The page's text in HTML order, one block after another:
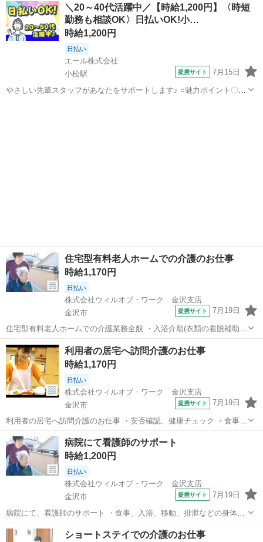
ール内の特設会場で、ご家族連れのお客様に楽しんでいただくための
お仕事です。難しい知識は一...
＼20～40代活躍中／【時給1,200円】〈時短
勤務も相談OK〉日払いOK!小…
時給1,200円
日払い
エール株式会社
小松駅
提携サイト 7月15日
やさしい先輩スタッフがあなたをサポートします♪ ○魅力ポイント〇 ○
住宅型有料老人ホームでの介護のお仕事
時給1,170円
日払い
株式会社ウィルオブ・ワーク 金沢支店
金沢市
提携サイト 7月19日
住宅型有料老人ホームでの介護業務全般 ・入浴介助(衣類の着脱補助、
洗髪、洗顔、体洗い補助など) ・食事介助(食事摂取のサポート、声掛
け、見守り、配膳など) ・排泄介助(トイレへの誘導、見守り、おむつ
交換など) ・環境整備(居...
石川 金沢市 その他
利用者の居宅へ訪問介護のお仕事
時給1,170円
日払い
株式会社ウィルオブ・ワーク 金沢支店
金沢市
提携サイト 7月19日
利用者の居宅へ訪問介護のお仕事 ・安否確認、健康チェック ・食事、
入浴、移動、排泄などの身体介助 ・掃除、洗濯、調理、配食、ゴミ出
しなどの生活援助 ・通院・外出介助 ・服薬介助 など 「できるか不
安・・・」 「未経験者だ...
石川 金沢市 その他
病院にて看護師のサポート
時給1,200円
日払い
株式会社ウィルオブ・ワーク 金沢支店
金沢市
提携サイト 7月19日
病院にて、看護師のサポート ・食事、入浴、移動、排泄などの身体介
助 ・病室のシーツ交換、清掃、環境整備 ・事務作業の補助業務 ・伝
票やカルテの運搬 ・備品、器具の確認 など 「できるか不安・・・」
石川 金沢市 その他
ショートステイでの介護のお仕事